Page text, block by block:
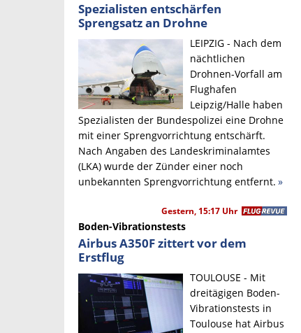
Spezialisten entschärfen
Sprengsatz an Drohne
LEIPZIG - Nach dem
nächtlichen
Drohnen-Vorfall am
Flughafen
Leipzig/Halle haben
Spezialisten der Bundespolizei eine Drohne
mit einer Sprengvorrichtung entschärft.
Nach Angaben des Landeskriminalamtes
(LKA) wurde der Zünder einer noch
unbekannten Sprengvorrichtung entfernt. »
Gestern, 15:17 Uhr
Boden-Vibrationstests
Airbus A350F zittert vor dem
Erstflug
TOULOUSE - Mit
dreitägigen Boden-
Vibrationstests in
Toulouse hat Airbus